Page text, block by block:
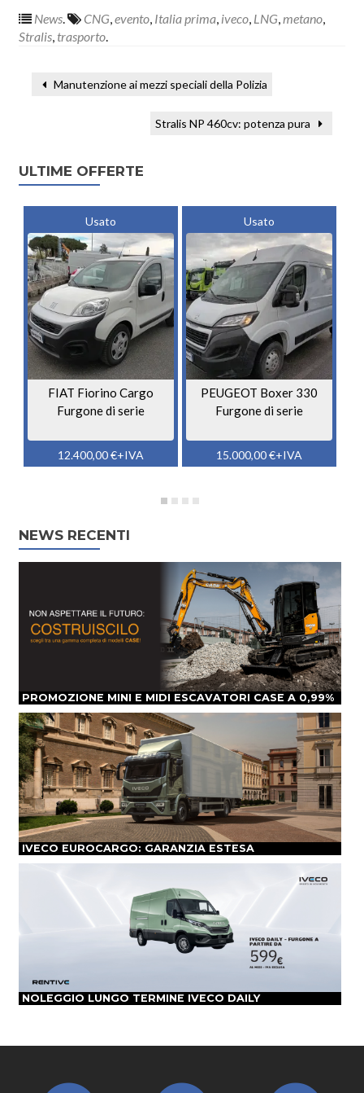
News. CNG,evento, Italia prima, iveco, LNG,metano,
Stralis, trasporto.
Manutenzione ai mezzi speciali della Polizia
Stralis NP 460cv: potenza pura
ULTIME OFFERTE
Usato
FIAT Fiorino Cargo
Furgone di serie
12.400,00€+IVA
Usato
PEUGEOT Boxer 330
Furgone di serie
15.000,00€+IVA
NEWS RECENTI
PROMOZIONE MINI E MIDI ESCAVATORI CASE A 0,99%
IVECO EUROCARGO: GARANZIA ESTESA
NOLEGGIO LUNGO TERMINE IVECO DAILY